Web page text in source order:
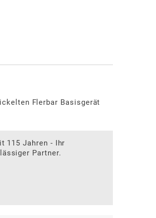
Flerbar Basisgerät
115 Jahren - Ihr
Partner.